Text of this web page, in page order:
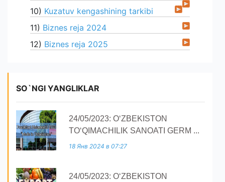
10) Kuzatuv kengashining tarkibi
11) Biznes reja 2024
12) Biznes reja 2025
SO`NGI YANGLIKLAR
24/05/2023: O‘ZBEKISTON
TO‘QIMACHILIK SANOATI GERM ...
18 Янв 2024 в 07:27
24/05/2023: O‘ZBEKISTON